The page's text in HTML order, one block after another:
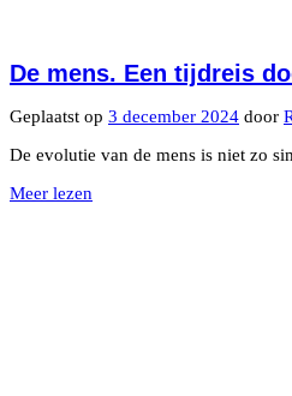
De mens. Een tijdreis
Geplaatst op 3 december 2024 door
De evolutie van de mens is niet zo
Meer lezen